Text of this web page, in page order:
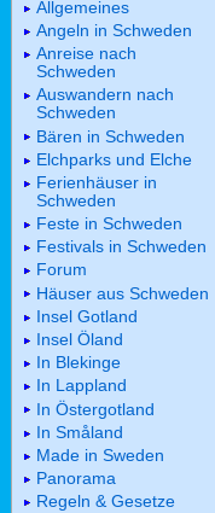
Allgemeines
Angeln in Schweden
Anreise nach
Schweden
Auswandern nach
Schweden
Bären in Schweden
Elchparks und Elche
Ferienhäuser in
Schweden
Feste in Schweden
Festivals in Schweden
Forum
Häuser aus Schweden
Insel Gotland
Insel Öland
In Blekinge
In Lappland
In Östergotland
In Småland
Made in Sweden
Panorama
Regeln & Gesetze